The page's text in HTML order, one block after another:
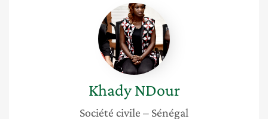
Khady
NDour
Khady NDour
Société civile – Sénégal